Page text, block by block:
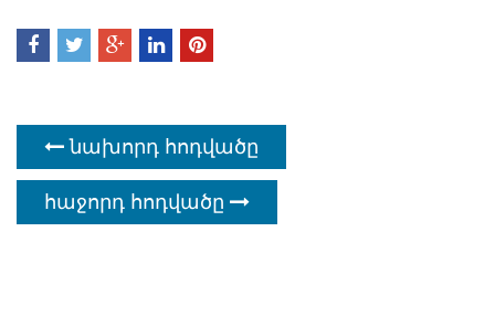
նախորդ հոդվածը
հաջորդ հոդվածը